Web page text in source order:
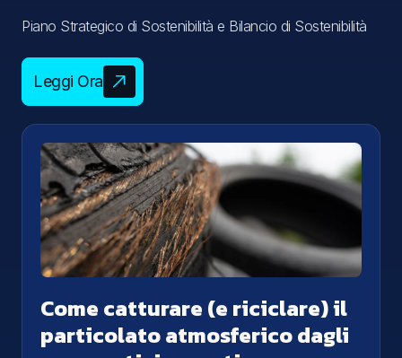
Piano Strategico di Sostenibilità e Bilancio di Sostenibilità
Leggi Ora
Come catturare (e riciclare) il
particolato atmosferico dagli